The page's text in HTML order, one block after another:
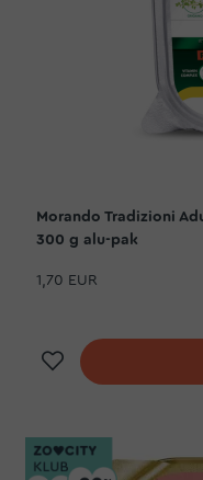
Morando Tradizioni
300 g alu-pak
1,70 EUR
Dodaj na